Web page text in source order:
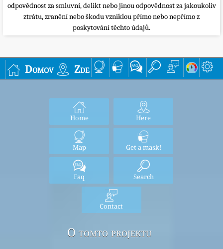
odpovědnost za smluvní, delikt nebo jinou odpovědnost za jakoukoliv
ztrátu, zranění nebo škodu vzniklou přímo nebo nepřímo z
poskytování těchto údajů.
Domov Zde
Home Here
Map Get a mask!
Faq Search
Contact
O tomto projektu